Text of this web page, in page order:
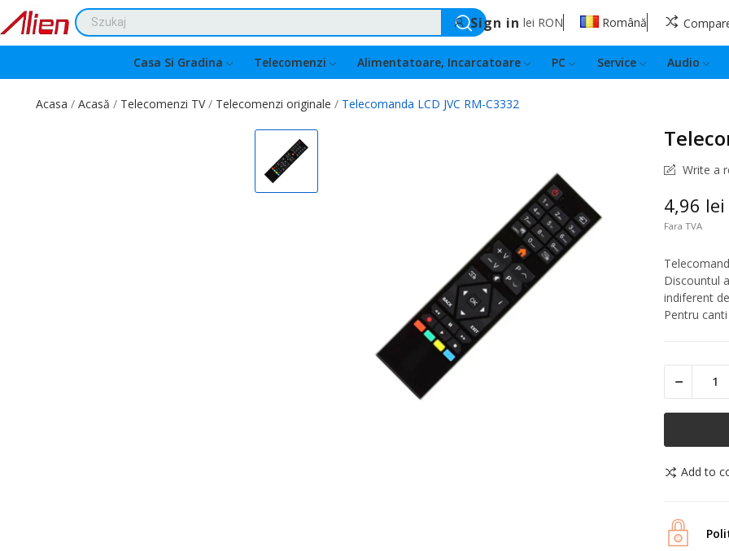
Sign in lei RON Română
Casa Si Gradina
Telecomenzi Alimentatoare, Incarcatoare PC Service Audio
Acasa Acasă Telecomenzi TV Telecomenzi originale Telecomanda LCD JVC RM-C3332
Write a
4,96 lei
Fara TVA
Discountul
indiferent
Pentru canti
Add to